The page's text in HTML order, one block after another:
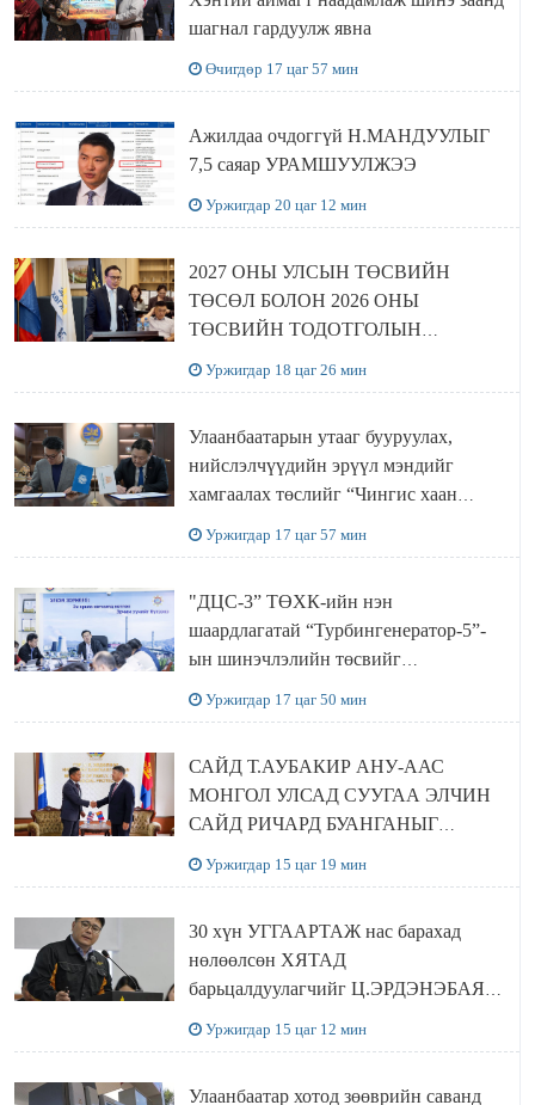
шагнал гардуулж явна
Өчигдөр 17 цаг 57 мин
Ажилдаа очдоггүй Н.МАНДУУЛЫГ
7,5 саяар УРАМШУУЛЖЭЭ
Уржигдар 20 цаг 12 мин
2027 ОНЫ УЛСЫН ТӨСВИЙН
ТӨСӨЛ БОЛОН 2026 ОНЫ
ТӨСВИЙН ТОДОТГОЛЫН
Уржигдар 18 цаг 26 мин
Улаанбаатарын утааг бууруулах,
нийслэлчүүдийн эрүүл мэндийг
хамгаалах төслийг “Чингис хаан
Уржигдар 17 цаг 57 мин
"ДЦС-3” ТӨХК-ийн нэн
шаардлагатай “Турбингенератор-5”-
ын шинэчлэлийн төсвийг
Уржигдар 17 цаг 50 мин
САЙД Т.АУБАКИР АНУ-ААС
МОНГОЛ УЛСАД СУУГАА ЭЛЧИН
САЙД РИЧАРД БУАНГАНЫГ
Уржигдар 15 цаг 19 мин
30 хүн УГГААРТАЖ нас барахад
нөлөөлсөн ХЯТАД
барьцалдуулагчийг Ц.ЭРДЭНЭБАЯР
Уржигдар 15 цаг 12 мин
Улаанбаатар хотод зөөврийн саванд